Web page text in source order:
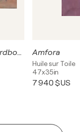
Magnolia _ oil on canvas glued on cardboard Amfora
Huile sur Toile
47x35in
7 940 $US